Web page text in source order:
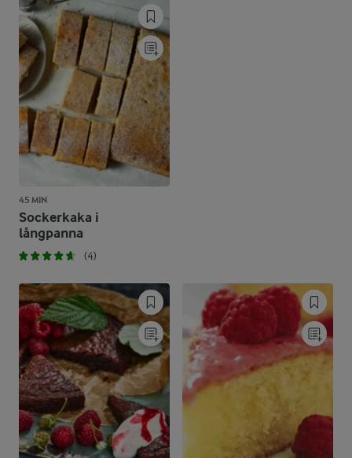
45 MIN
Sockerkaka i
långpanna
(4)